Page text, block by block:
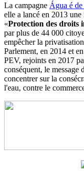
La campagne Água é
elle a lancé en 2013
«Protection des droits
par plus de 44 000
empêcher la
Parlement, en 2014 et
PEV, rejoints en 2017
conséquent, le message
concentrer sur la
l'eau, contre le